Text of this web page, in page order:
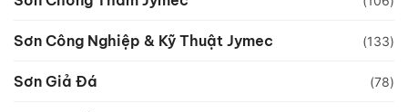
Sơn Công Nghiệp & Kỹ Thuật Jymec (133)
Sơn Giả Đá (78)